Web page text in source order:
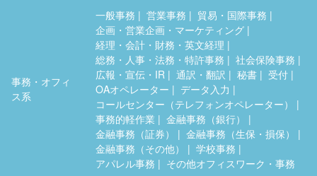
事務・オフィ
ス系
一般事務 営業事務
貿易・国際事務
企画・営業企画・マーケティング
経理・会計・財務・英文経理
総務・人事・法務・特許事務
社会保険事務
広報・宣伝・IR
通訳・翻訳 秘書
受付
OAオペレーター
データ入力
コールセンター（テレフォンオペレーター）
事務的軽作業
金融事務（銀行）
金融事務（証券）
金融事務（生保・損保）
金融事務（その他）
学校事務
アパレル事務
その他オフィスワーク・事務